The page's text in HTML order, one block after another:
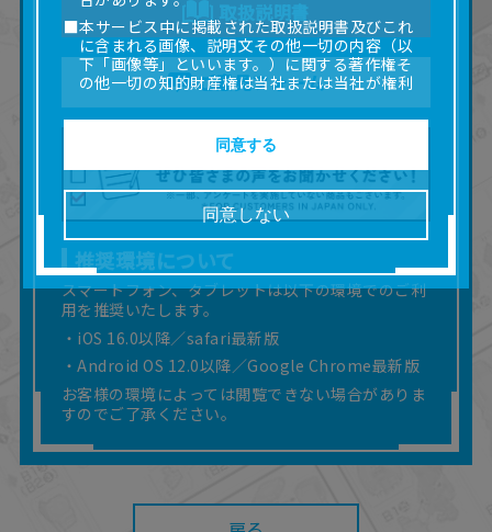
取扱説明書
ご意見フォーム
推奨環境について
スマートフォン、タブレットは以下の環境でのご利
用を推奨いたします。
・iOS 16.0以降／safari最新版
・Android OS 12.0以降／Google Chrome最新版
お客様の環境によっては閲覧できない場合がありま
すのでご了承ください。
■本サービス中に掲載された取扱説明書及びこれ
に含まれる画像、説明文その他一切の内容（以
下「画像等」といいます。）に関する著作権そ
の他一切の知的財産権は当社または当社が権利
■取扱説明書及び画像等の一部または全部を私的
使用（本サービス内の意見投稿の目的での画像
等の利用を含みます。）を超えて使用（複製、
複写、改変、掲示、頒布、配信、販売、出版等
を含むがこれに限りません。）することは禁止
いたします。
■掲載している取扱説明書は、お客様が購入され
た商品に同梱されたものと異なる場合がありま
す。
■対象商品仕様の変更などにより、取扱説明書の
内容は予告なく変更される場合があります。
■当社は、取扱説明書の正確性確保に努めており
ますが、取扱説明書の完全性を保証するもので
はありません。
■お客様のご利用環境によっては、本サービスを
ご利用いただけない場合があります。
■本サービスを利用したこと、または利用できな
たとしても、当社は何らの責任を負いません。
また、本サイトを利用したことによって、利用
同意しない
同意する